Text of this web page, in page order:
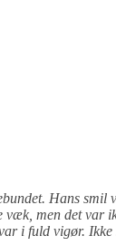
Hans smil
men det var
i fuld vigør.